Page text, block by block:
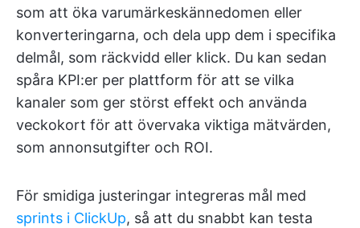
som att öka varumärkeskännedomen eller
konverteringarna, och dela upp dem i specifika
delmål, som räckvidd eller klick. Du kan sedan
spåra KPI:er per plattform för att se vilka
kanaler som ger störst effekt och använda
veckokort för att övervaka viktiga mätvärden,
som annonsutgifter och ROI.
För smidiga justeringar integreras mål med
sprints i ClickUp, så att du snabbt kan testa